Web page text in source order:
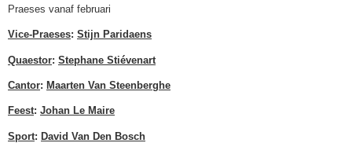
Praeses vanaf februari
Vice-Praeses: Stijn Paridaens
Quaestor: Stephane Stiévenart
Cantor: Maarten Van Steenberghe
Feest: Johan Le Maire
Sport: David Van Den Bosch